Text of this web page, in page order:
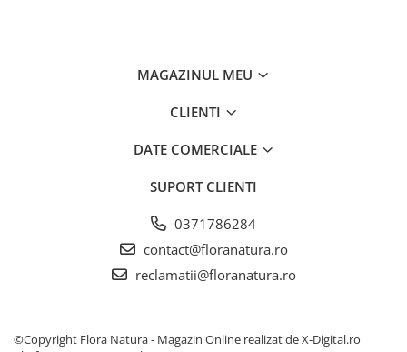
MAGAZINUL MEU
CLIENTI
DATE COMERCIALE
SUPORT CLIENTI
0371786284
contact@floranatura.ro
reclamatii@floranatura.ro
©Copyright Flora Natura - Magazin Online realizat de X-Digital.ro